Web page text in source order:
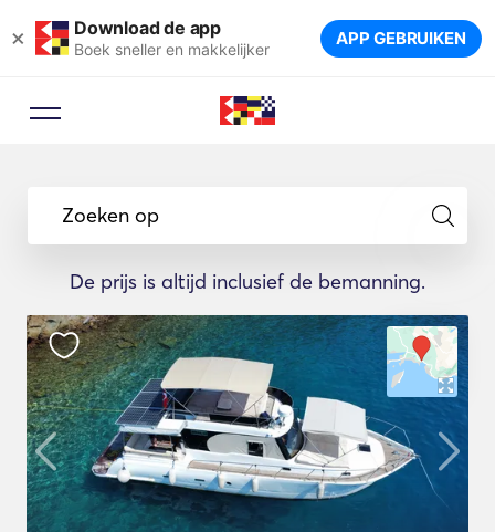
× Download de app
Boek sneller en makkelijker APP GEBRUIKEN
Zoeken op
De prijs is altijd inclusief de bemanning.